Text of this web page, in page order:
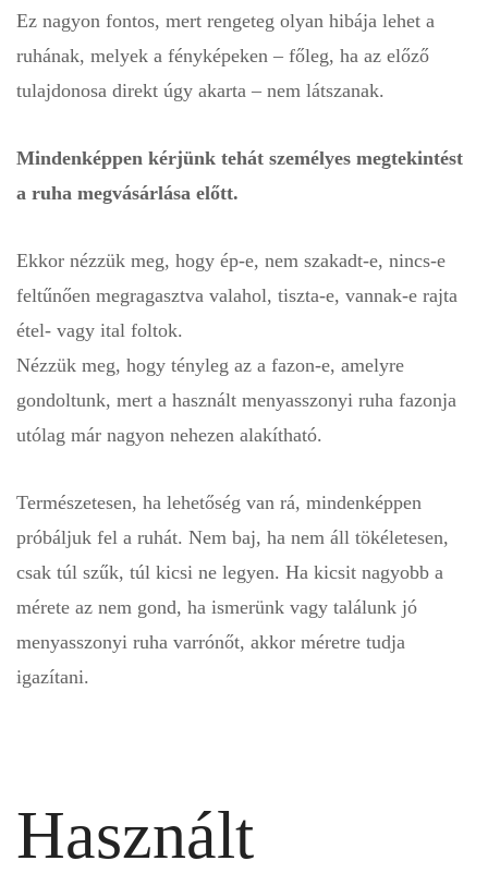
Ez nagyon fontos, mert rengeteg olyan hibája lehet a
ruhának, melyek a fényképeken – főleg, ha az előző
tulajdonosa direkt úgy akarta – nem látszanak.
Mindenképpen kérjünk tehát személyes megtekintést
a ruha megvásárlása előtt.
Ekkor nézzük meg, hogy ép-e, nem szakadt-e, nincs-e
feltűnően megragasztva valahol, tiszta-e, vannak-e rajta
étel- vagy ital foltok.
Nézzük meg, hogy tényleg az a fazon-e, amelyre
gondoltunk, mert a használt menyasszonyi ruha fazonja
utólag már nagyon nehezen alakítható.
Természetesen, ha lehetőség van rá, mindenképpen
próbáljuk fel a ruhát. Nem baj, ha nem áll tökéletesen,
csak túl szűk, túl kicsi ne legyen. Ha kicsit nagyobb a
mérete az nem gond, ha ismerünk vagy találunk jó
menyasszonyi ruha varrónőt, akkor méretre tudja
igazítani.
Használt